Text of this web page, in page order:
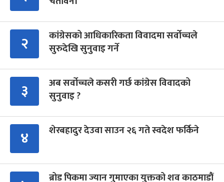
२
कांग्रेसको आधिकारिकता विवादमा सर्वोच्चले
सुरुदेखि सुनुवाइ गर्ने
३
अब सर्वोच्चले कसरी गर्छ कांग्रेस विवादको
सुनुवाइ ?
४ शेरबहादुर देउवा साउन २६ गते स्वदेश फर्किने
ब्रोड पिकमा ज्यान गुमाएका युक्तको शव काठमाडौं